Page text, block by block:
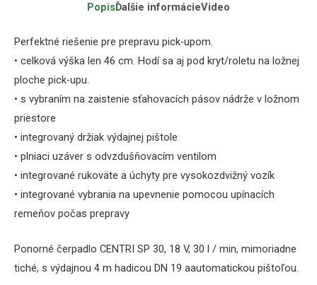
PopisĎalšie informácieVideo
Perfektné riešenie pre prepravu pick-upom.
• celková výška len 46 cm. Hodí sa aj pod kryt/roletu na ložnej
ploche pick-upu.
• s vybraním na zaistenie sťahovacích pásov nádrže v ložnom
priestore
• integrovaný držiak výdajnej pištole
• plniaci uzáver s odvzdušňovacím ventilom
• integrované rukoväte a úchyty pre vysokozdvižný vozík
• integrované vybrania na upevnenie pomocou upínacích
remeňov počas prepravy
Ponorné čerpadlo CENTRI SP 30, 18 V, 30 l / min, mimoriadne
tiché, s výdajnou 4 m hadicou DN 19 aautomatickou pištoľou.